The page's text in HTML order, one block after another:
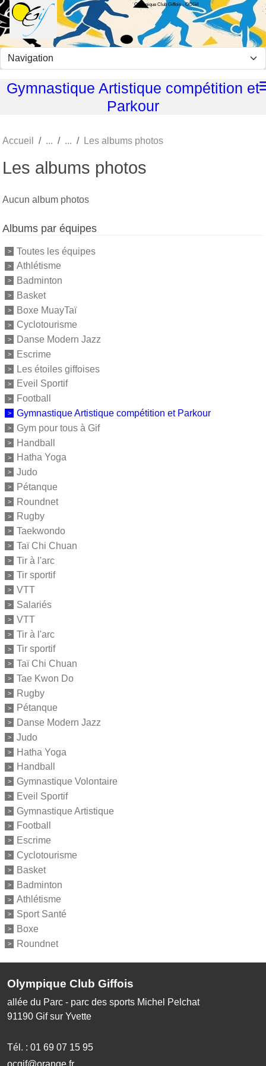
Olympique Club Giffois - OCGif
Gymnastique Artistique compétition et
Parkour
Accueil Les albums photos
Les albums photos
Aucun album photos
Albums par équipes
Toutes les équipes
Athlétisme
Badminton
Basket
Boxe MuayTaï
Cyclotourisme
Danse Modern Jazz
Escrime
Les étoiles giffoises
Eveil Sportif
Football
Gymnastique Artistique compétition et Parkour
Gym pour tous à Gif
Handball
Hatha Yoga
Judo
Pétanque
Roundnet
Rugby
Taekwondo
Taï Chi Chuan
Tir à l'arc
Tir sportif
VTT
Salariés
VTT
Tir à l'arc
Tir sportif
Taï Chi Chuan
Tae Kwon Do
Rugby
Pétanque
Danse Modern Jazz
Judo
Hatha Yoga
Handball
Gymnastique Volontaire
Eveil Sportif
Gymnastique Artistique
Football
Escrime
Cyclotourisme
Basket
Badminton
Athlétisme
Sport Santé
Boxe
Roundnet
Olympique Club Giffois
allée du Parc - parc des sports Michel Pelchat
91190 Gif sur Yvette
Tél. : 01 69 07 15 95
Panneau de gestion des cookies